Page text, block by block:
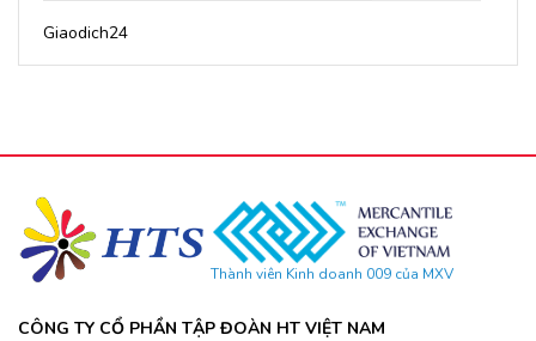
Giaodich24
Thành viên Kinh doanh 009 của MXV
CÔNG TY CỔ PHẦN TẬP ĐOÀN HT VIỆT NAM